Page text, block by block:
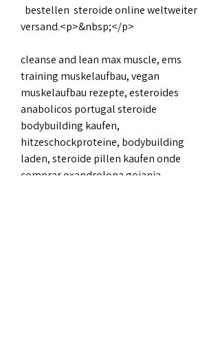
versand.<p>&nbsp;</p>
cleanse and lean max muscle, ems
training muskelaufbau, vegan
muskelaufbau rezepte, esteroides
anabolicos portugal steroide
bodybuilding kaufen,
hitzeschockproteine, bodybuilding
laden, steroide pillen kaufen onde
comprar oxandrolona goiania,